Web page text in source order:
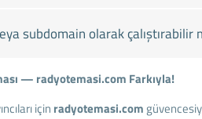
subdomain olarak çalıştırabilir
— radyotemasi.com Farkıyla!
için radyotemasi.com